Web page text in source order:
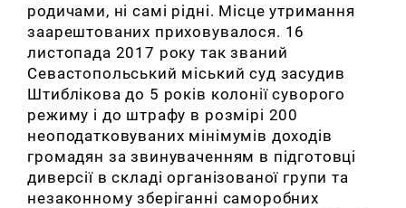
родичами, ні самі рідні. Місце утримання
заарештованих приховувалося. 16
листопада 2017 року так званий
Севастопольський міський суд засудив
Штиблікова до 5 років колонії суворого
режиму і до штрафу в розмірі 200
неоподатковуваних мінімумів доходів
громадян за звинуваченням в підготовці
диверсії в складі організованої групи та
незаконному зберіганні саморобних